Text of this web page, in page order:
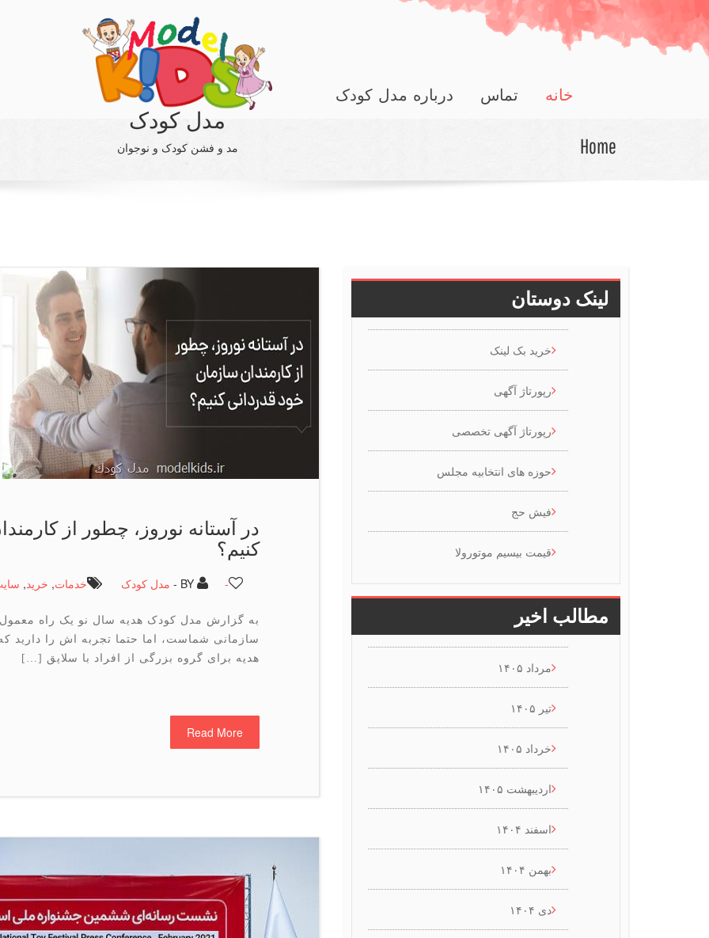
مدل کودک
مد و فشن کودک و نوجوان
خانه تماس درباره مدل کودک
Home
در آستانه نوروز، چطور از
كنیم؟
BY - مدل کودک خدمات, خرید, -
به گزارش مدل کودک هدیه سال نو یک راه معمول
سازمانی شماست، اما حتما تجربه اش را دارید
هدیه برای گروه بزرگی از افراد با سلایق […]
Read More
لینک دوستان
خرید بک لینک
رپورتاژ آگهی
رپورتاژ آگهی تخصصی
حوزه های انتخابیه مجلس
فیش حج
قیمت بیسیم موتورولا
مطالب اخیر
مرداد ۱۴۰۵
تیر ۱۴۰۵
خرداد ۱۴۰۵
اردیبهشت ۱۴۰۵
اسفند ۱۴۰۴
بهمن ۱۴۰۴
دی ۱۴۰۴